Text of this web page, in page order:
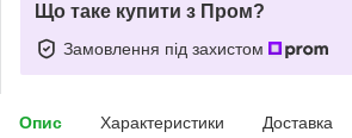
Що таке купити з Пром?
Замовлення під захистом
Опис Характеристики Доставка